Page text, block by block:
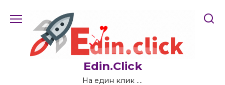
Edin.Click
На един клик ….